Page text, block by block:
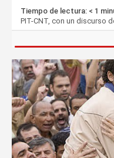
Tiempo de lectura: < 1
PIT-CNT, con un discurso